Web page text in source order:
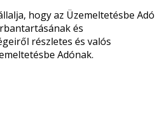
hogy az Üzemeltetésbe Adó
és
részletes és valós
Adónak.